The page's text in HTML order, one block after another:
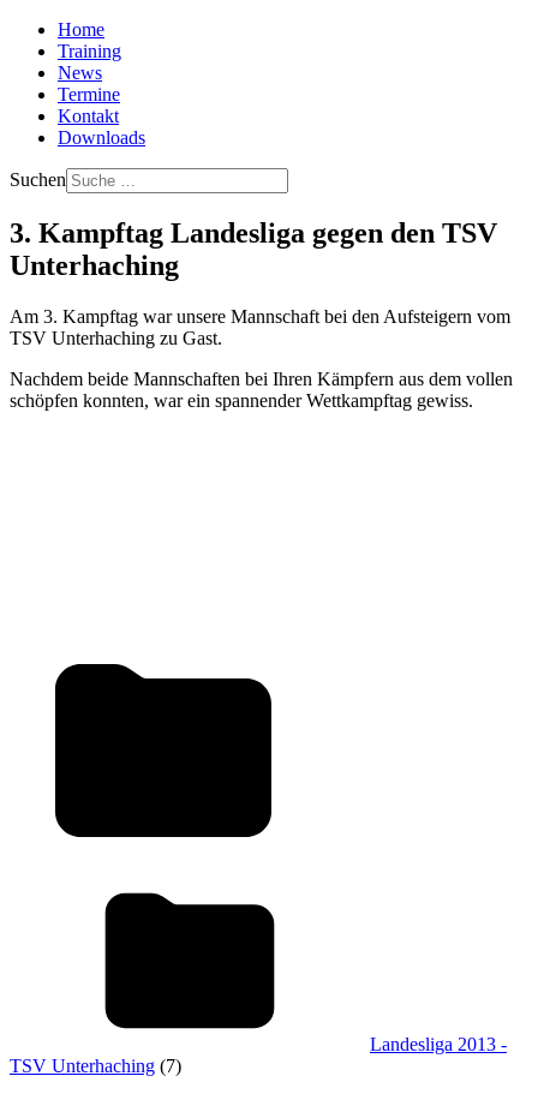
Home
Training
News
Termine
Kontakt
Downloads
Suchen
3. Kampftag Landesliga gegen den TSV
Unterhaching
Am 3. Kampftag war unsere Mannschaft bei den Aufsteigern vom
TSV Unterhaching zu Gast.
Nachdem beide Mannschaften bei Ihren Kämpfern aus dem vollen
schöpfen konnten, war ein spannender Wettkampftag gewiss.
Landesliga 2013 -
TSV Unterhaching (7)